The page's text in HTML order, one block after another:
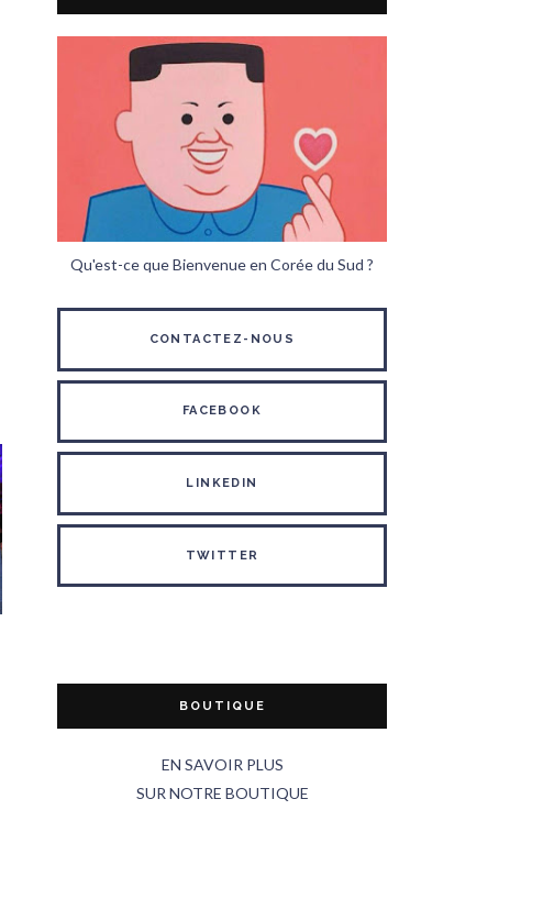
Qu'est-ce que Bienvenue en Corée du Sud ?
CONTACTEZ-NOUS
FACEBOOK
LINKEDIN
TWITTER
BOUTIQUE
EN SAVOIR PLUS
SUR NOTRE BOUTIQUE